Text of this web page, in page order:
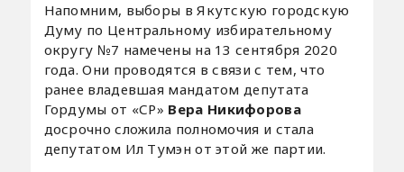
Напомним, выборы в Якутскую городскую
Думу по Центральному избирательному
округу №7 намечены на 13 сентября 2020
года. Они проводятся в связи с тем, что
ранее владевшая мандатом депутата
Гордумы от «СР» Вера Никифорова
досрочно сложила полномочия и стала
депутатом Ил Тумэн от этой же партии.